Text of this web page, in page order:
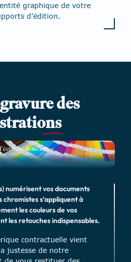
graphique de votre
d’édition.
des
ns
numérisent vos documents
s’appliquent à
les couleurs de vos
les retouches indispensables.
contractuelle vient
justesse de notre
demeure. »